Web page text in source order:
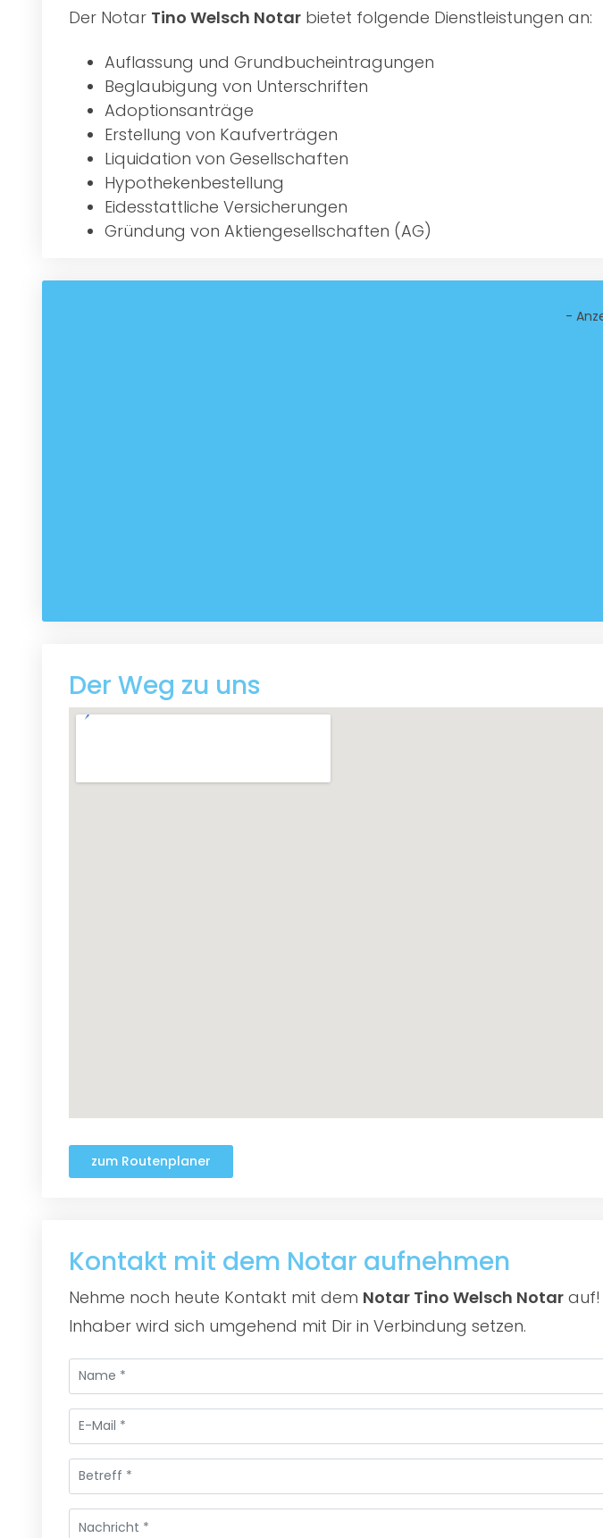
Der Notar Tino Welsch Notar bietet folgende Dienstleistungen an:
Auflassung und Grundbucheintragungen
Beglaubigung von Unterschriften
Adoptionsanträge
Erstellung von Kaufverträgen
Liquidation von Gesellschaften
Hypothekenbestellung
Eidesstattliche Versicherungen
Gründung von Aktiengesellschaften (AG)
-
Der Weg zu uns
zum Routenplaner
Kontakt mit dem Notar aufnehmen
Nehme noch heute Kontakt mit dem Notar Tino Welsch Notar auf!
Inhaber wird sich umgehend mit Dir in Verbindung setzen.